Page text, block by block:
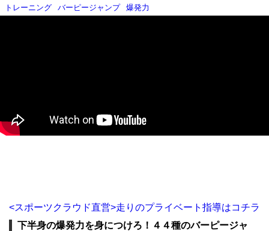
トレーニング
バーピージャンプ 爆発力
<スポーツクラウド直営>走りのプライベート指導はコチラ
下半身の爆発力を身につけろ！４４種のバーピージャ